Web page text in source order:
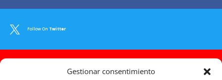
Gestionar consentimiento
 Follow On Twitter
Youtube